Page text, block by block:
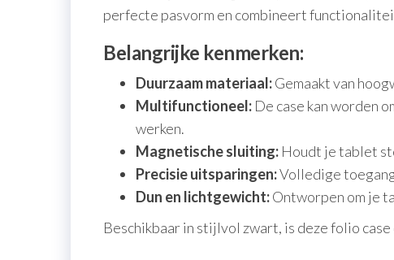
perfecte pasvorm en combineert
Belangrijke kenmerken:
Duurzaam materiaal:Gemaakt van
Multifunctioneel: De case kan worden
werken.
Magnetische sluiting: Houdt je tablet
Precisie uitsparingen:Volledige
Dun en lichtgewicht:Ontworpen om je
Beschikbaar in stijlvol zwart, is deze folio